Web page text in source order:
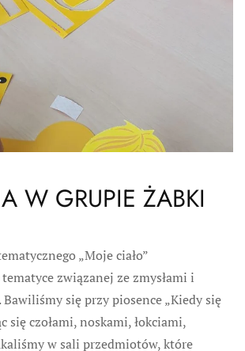
W GRUPIE ŻABKI
„Moje ciało”
związanej ze zmysłami i
Bawiliśmy się przy piosence „Kiedy się
się czołami, noskami, łokciami,
w sali przedmiotów, które